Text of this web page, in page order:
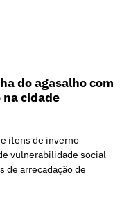
do agasalho com
na cidade
itens de inverno
vulnerabilidade social
de arrecadação de